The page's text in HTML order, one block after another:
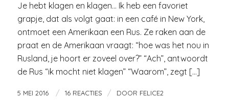
Je hebt klagen en klagen… Ik heb een favoriet
grapje, dat als volgt gaat: in een café in New York,
ontmoet een Amerikaan een Rus. Ze raken aan de
praat en de Amerikaan vraagt: “hoe was het nou in
Rusland, je hoort er zoveel over?” “Ach”, antwoordt
de Rus “ik mocht niet klagen” “Waarom”, zegt […]
5 MEI 2016 / 16 REACTIES / DOOR FELICE2